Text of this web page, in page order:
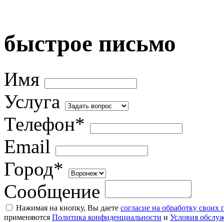
быстрое письмо
Имя
Услуга
Телефон*
Email
Город*
Сообщение
Нажимая на кнопку, Вы даете согласие на обработку
применяются Политика конфиденциальности и Условия